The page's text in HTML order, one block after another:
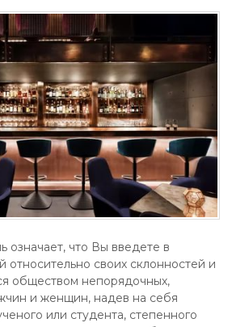
означает, что Вы введете в
относительно своих склонностей и
обществом непорядочных,
и женщин, надев на себя
или студента, степенного